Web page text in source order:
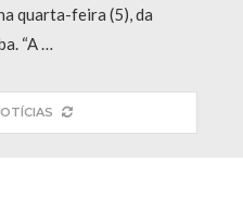
quarta-feira (5), da
“A …